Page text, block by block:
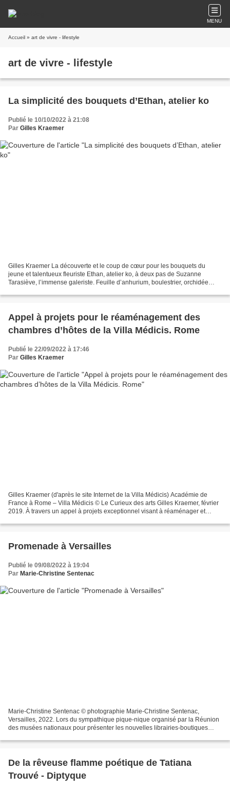
MENU
Accueil » art de vivre - lifestyle
art de vivre - lifestyle
La simplicité des bouquets d’Ethan, atelier ko
Publié le 10/10/2022 à 21:08
Par Gilles Kraemer
Gilles Kraemer La découverte et le coup de cœur pour les bouquets du
jeune et talentueux fleuriste Ethan, atelier ko, à deux pas de Suzanne
Tarasiève, l’immense galeriste. Feuille d’anhurium, boulestrier, orchidée
Appel à projets pour le réaménagement des
chambres d’hôtes de la Villa Médicis. Rome
Publié le 22/09/2022 à 17:46
Par Gilles Kraemer
Gilles Kraemer (d'après le site Internet de la Villa Médicis) Académie de
France à Rome – Villa Médicis © Le Curieux des arts Gilles Kraemer, février
2019. À travers un appel à projets exceptionnel visant à réaménager et
Promenade à Versailles
Publié le 09/08/2022 à 19:04
Par Marie-Christine Sentenac
Marie-Christine Sentenac © photographie Marie-Christine Sentenac,
Versailles, 2022. Lors du sympathique pique-nique organisé par la Réunion
des musées nationaux pour présenter les nouvelles librairies-boutiques
​​​​​​​De la rêveuse flamme poétique de Tatiana
Trouvé - Diptyque